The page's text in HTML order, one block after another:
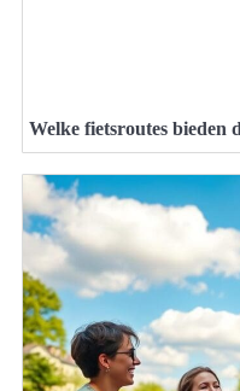
Welke fietsroutes bieden